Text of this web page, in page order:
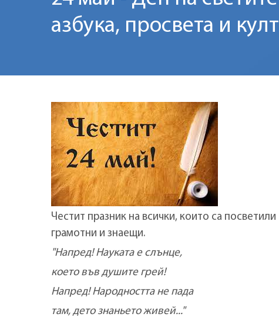
азбука, просвета и
Честит празник на всички, които са
грамотни и знаещи.
"Напред! Науката е слънце,
което във душите грей!
Напред! Народността не пада
там, дето знаньето живей..."